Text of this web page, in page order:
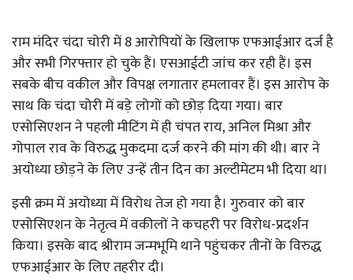
राम मंदिर चंदा चोरी में 8 आरोपियों के खिलाफ एफआईआर दर्ज है
और सभी गिरफ्तार हो चुके हैं। एसआईटी जांच कर रही हैं। इस
सबके बीच वकील और विपक्ष लगातार हमलावर हैं। इस आरोप के
साथ कि चंदा चोरी में बड़े लोगों को छोड़ दिया गया। बार
एसोसिएशन ने पहली मीटिंग में ही चंपत राय, अनिल मिश्रा और
गोपाल राव के विरुद्ध मुकदमा दर्ज करने की मांग की थी। बार ने
अयोध्या छोड़ने के लिए उन्हें तीन दिन का अल्टीमेटम भी दिया था।
इसी क्रम में अयोध्या में विरोध तेज हो गया है। गुरुवार को बार
एसोसिएशन के नेतृत्व में वकीलों ने कचहरी पर विरोध-प्रदर्शन
किया। इसके बाद श्रीराम जन्मभूमि थाने पहुंचकर तीनों के विरुद्ध
एफआईआर के लिए तहरीर दी।